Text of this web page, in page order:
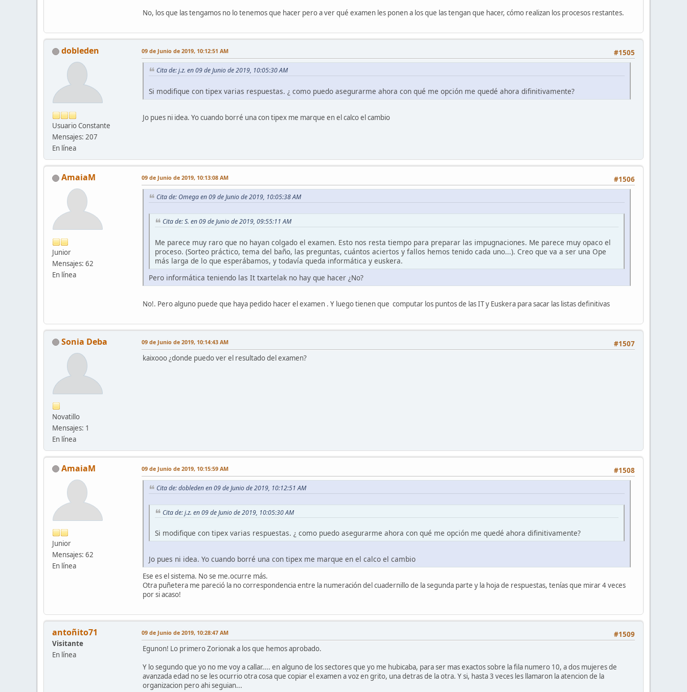
No, los que las tengamos no lo tenemos que hacer pero a ver qué examen les ponen a los que las tengan que hacer, cómo realizan los procesos restantes.
dobleden
Usuario Constante
Mensajes: 207
En línea
#1505
09 de Junio de 2019, 10:12:51 AM
Cita de: j.z. en 09 de Junio de 2019, 10:05:30 AM
Si modifique con tipex varias respuestas. ¿ como puedo asegurarme ahora con qué me opción me quedé ahora difinitivamente?
Jo pues ni idea. Yo cuando borré una con tipex me marque en el calco el cambio
AmaiaM
Junior
Mensajes: 62
En línea
#1506
09 de Junio de 2019, 10:13:08 AM
Cita de: Omega en 09 de Junio de 2019, 10:05:38 AM
Cita de: S. en 09 de Junio de 2019, 09:55:11 AM
Me parece muy raro que no hayan colgado el examen. Esto nos resta tiempo para preparar las impugnaciones. Me parece muy opaco el
proceso. (Sorteo práctico, tema del baño, las preguntas, cuántos aciertos y fallos hemos tenido cada uno...). Creo que va a ser una Ope
más larga de lo que esperábamos, y todavía queda informática y euskera.
Pero informática teniendo las It txartelak no hay que hacer ¿No?
No!. Pero alguno puede que haya pedido hacer el examen . Y luego tienen que computar los puntos de las IT y Euskera para sacar las listas definitivas
Sonia Deba
Novatillo
Mensajes: 1
En línea
#1507
09 de Junio de 2019, 10:14:43 AM
kaixooo ¿donde puedo ver el resultado del examen?
AmaiaM
Junior
Mensajes: 62
En línea
#1508
09 de Junio de 2019, 10:15:59 AM
Cita de: dobleden en 09 de Junio de 2019, 10:12:51 AM
Cita de: j.z. en 09 de Junio de 2019, 10:05:30 AM
Si modifique con tipex varias respuestas. ¿ como puedo asegurarme ahora con qué me opción me quedé ahora difinitivamente?
Jo pues ni idea. Yo cuando borré una con tipex me marque en el calco el cambio
Ese es el sistema. No se me.ocurre más.
Otra puñetera me pareció la no correspondencia entre la numeración del cuadernillo de la segunda parte y la hoja de respuestas, tenías que mirar 4 veces
por si acaso!
antoñito71
Visitante
En línea
#1509
09 de Junio de 2019, 10:28:47 AM
Egunon! Lo primero Zorionak a los que hemos aprobado.
Y lo segundo que yo no me voy a callar.... en alguno de los sectores que yo me hubicaba, para ser mas exactos sobre la fila numero 10, a dos mujeres de
avanzada edad no se les ocurrio otra cosa que copiar el examen a voz en grito, una detras de la otra. Y si, hasta 3 veces les llamaron la atencion de la
organizacion pero ahi seguian...